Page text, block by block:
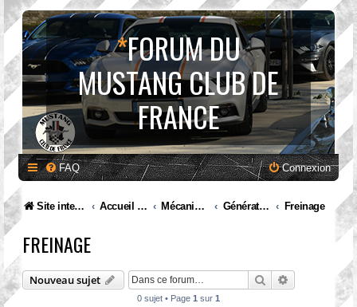
*FORUM DU
MUSTANG CLUB DE
FRANCE
FAQ Connexion
Site internet MCF Accueil Forum Mécanique et entretien Génération III. Mustang (1979 à 1993) Freinage
FREINAGE
Nouveau sujet RechercherRecherche
0 sujet • Page 1 sur 1